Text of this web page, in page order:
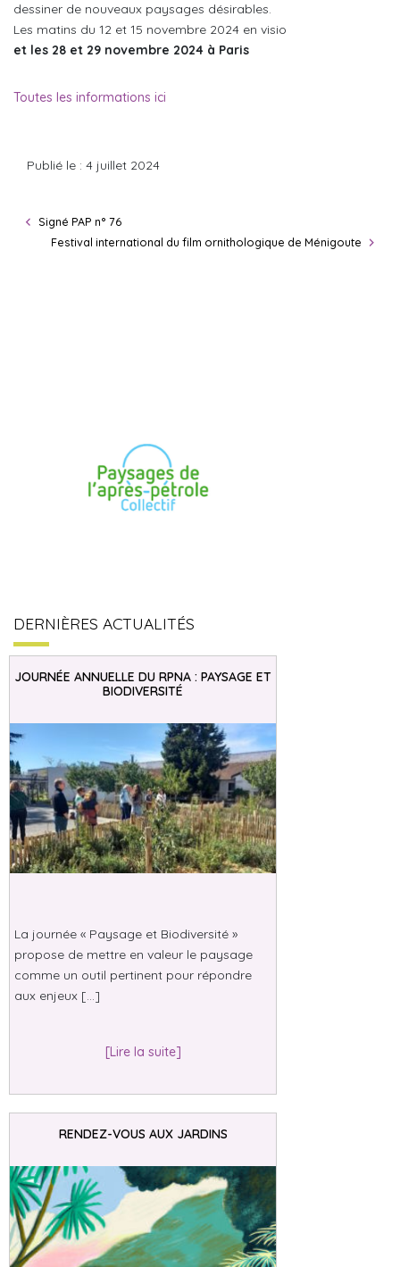
dessiner de nouveaux paysages désirables.
Les matins du 12 et 15 novembre 2024 en visio
et les 28 et 29 novembre 2024 à Paris
Toutes les informations ici
Publié le : 4 juillet 2024
Signé PAP n° 76
Festival international du film ornithologique de Ménigoute
DERNIÈRES ACTUALITÉS
JOURNÉE ANNUELLE DU RPNA : PAYSAGE ET
BIODIVERSITÉ
La journée « Paysage et Biodiversité »
propose de mettre en valeur le paysage
comme un outil pertinent pour répondre
aux enjeux […]
[Lire la suite]
RENDEZ-VOUS AUX JARDINS